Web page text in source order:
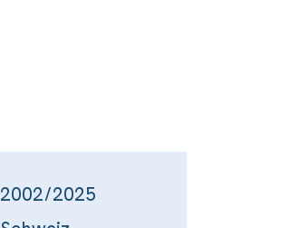
2002/2025